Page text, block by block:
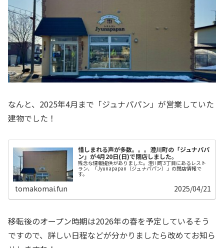
なんと、2025年4月まで「ジュナパパン」が営業していた
建物でした！
惜しまれる声が多数。。。澄川町の「ジュナパパ
ン」が4月20日(日)で閉店しました。
残念な情報提供がありました。澄川町3丁目にあるレスト
ラン、「Jyunapapan（ジュナパパン）」の閉店情報で
す。
tomakomai.fun 2025/04/21
移転後のオープン時期は2026年の春を予定しているそう
ですので、詳しい日程などが分かりましたら改めてお知ら